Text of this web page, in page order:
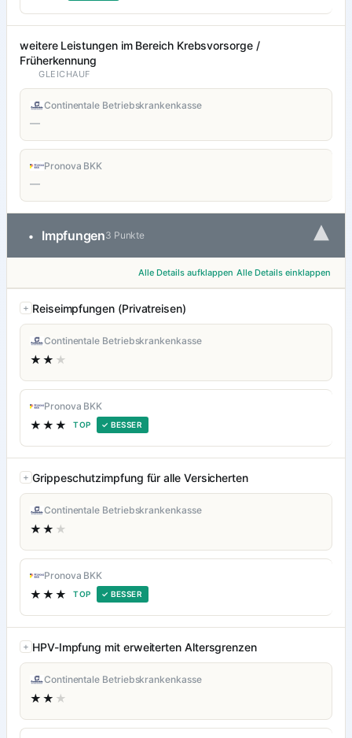
weitere Leistungen im Bereich Krebsvorsorge /
Früherkennung
GLEICHAUF
Continentale Betriebskrankenkasse
—
Pronova BKK
—
• Impfungen3 Punkte ▾
Alle Details aufklappen Alle Details einklappen
Reiseimpfungen (Privatreisen)
Continentale Betriebskrankenkasse
★★ ★
Pronova BKK
★★★ TOP ✓ BESSER
Grippeschutzimpfung für alle Versicherten
Continentale Betriebskrankenkasse
★★ ★
Pronova BKK
★★★ TOP ✓ BESSER
HPV-Impfung mit erweiterten Altersgrenzen
Continentale Betriebskrankenkasse
★★ ★